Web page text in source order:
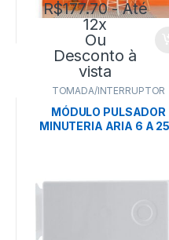
R$177.70- Até
12x
Ou
Desconto à
vista
TOMADA/INTERRUPTOR
MÓDULO PULSADOR
MINUTERIA ARIA 6 A